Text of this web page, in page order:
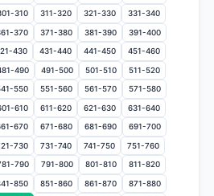
310 311-320 321-330 331-340
370 371-380 381-390 391-400
430 431-440 441-450 451-460
490 491-500 501-510 511-520
550 551-560 561-570 571-580
610 611-620 621-630 631-640
670 671-680 681-690 691-700
730 731-740 741-750 751-760
790 791-800 801-810 811-820
850 851-860 861-870 871-880